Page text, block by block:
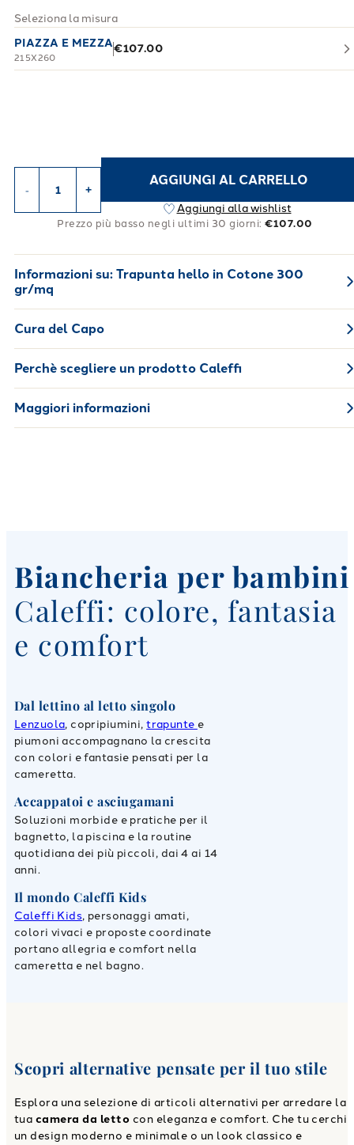
Seleziona la misura
PIAZZA E MEZZA
215X260
€107.00
- +
AGGIUNGI AL CARRELLO
Aggiungi alla wishlist
Prezzo più basso negli ultimi 30 giorni: €107.00
Informazioni su: Trapunta hello in Cotone 300
gr/mq
Cura del Capo
Perchè scegliere un prodotto Caleffi
Maggiori informazioni
Biancheria per bambini
Caleffi: colore, fantasia
e comfort
Dal lettino al letto singolo
Lenzuola, copripiumini,trapunte e
piumoni accompagnano la crescita
con colori e fantasie pensati per la
cameretta.
Accappatoi e asciugamani
Soluzioni morbide e pratiche per il
bagnetto, la piscina e la routine
quotidiana dei più piccoli, dai 4 ai 14
anni.
Il mondo Caleffi Kids
Caleffi Kids, personaggi amati,
colori vivaci e proposte coordinate
portano allegria e comfort nella
cameretta e nel bagno.
Scopri alternative pensate per il tuo stile
Esplora una selezione di articoli alternativi per arredare la
tua camera da letto con eleganza e comfort. Che tu cerchi
un design moderno e minimale o un look classico e